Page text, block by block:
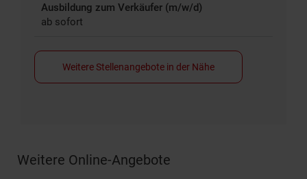
Ausbildung zum Verkäufer (m/w/d)
ab sofort
Weitere Stellenangebote in der Nähe
Fußzeile
Weitere Online-Angebote